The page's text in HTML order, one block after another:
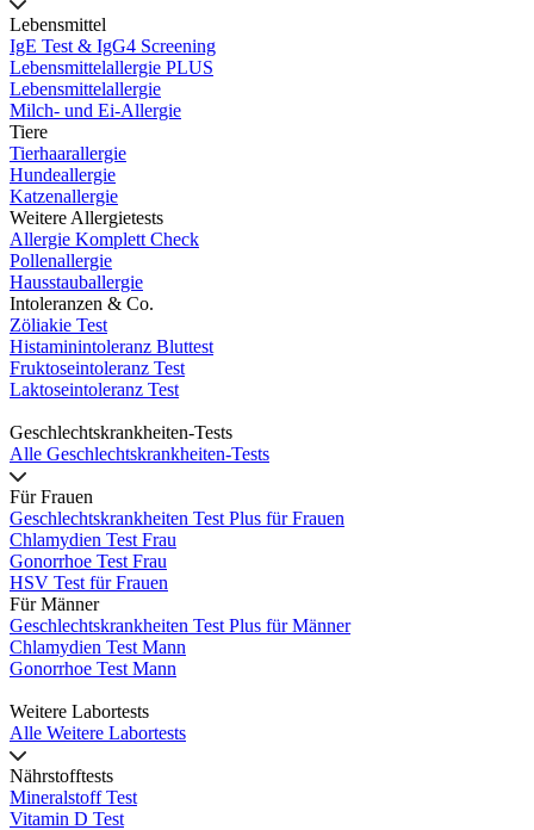
Lebensmittel
IgE Test & IgG4 Screening
Lebensmittelallergie PLUS
Lebensmittelallergie
Milch- und Ei-Allergie
Tiere
Tierhaarallergie
Hundeallergie
Katzenallergie
Weitere Allergietests
Allergie Komplett Check
Pollenallergie
Hausstauballergie
Intoleranzen & Co.
Zöliakie Test
Histaminintoleranz Bluttest
Fruktoseintoleranz Test
Laktoseintoleranz Test
Geschlechtskrankheiten-Tests
Alle Geschlechtskrankheiten-Tests
Für Frauen
Geschlechtskrankheiten Test Plus für Frauen
Chlamydien Test Frau
Gonorrhoe Test Frau
HSV Test für Frauen
Für Männer
Geschlechtskrankheiten Test Plus für Männer
Chlamydien Test Mann
Gonorrhoe Test Mann
Weitere Labortests
Alle Weitere Labortests
Nährstofftests
Mineralstoff Test
Vitamin D Test